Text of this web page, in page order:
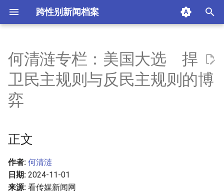
跨性别新闻档案
t
i
i
z
正文
一、真实选情明显不利于民
主党
主党持中立
三、支持川普者陆续表态
四、舞弊与反舞弊的法律战
何清涟专栏：美国大选 捍
卫民主规则与反民主规则的博
弈
正文
作者: 何清涟
日期: 2024-11-01
来源: 看传媒新闻网